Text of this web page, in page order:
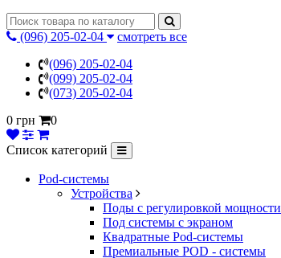
(096) 205-02-04
смотреть все
(096) 205-02-04
(099) 205-02-04
(073) 205-02-04
0 грн
0
Список категорий
Pod-системы
Устройства
Поды с регулировкой мощности
Под системы с экраном
Квадратные Pod-системы
Премиальные POD - системы